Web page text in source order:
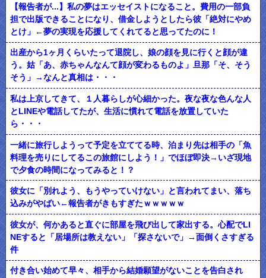
【報告者が...】私の夢はエッセイストになること。費用の一部負
担で出版できることになり、借金しようとしたら彼「絶対にやめ
とけ」←夢の実現を応援してくれてると思ってたのに！
出産から1ヶ月くらいたって退院し、娘の顔を見に行くと顔が違
う。姑「あ、赤ちゃんなんて顔が変わるものよ」旦那「そ、そう
そう」→なんと真相は・・・
私は上京してきて、１人暮らしが心細かった。夜な夜な色んな人
とLINEや電話してたが、生活に慣れて電話を放置していた
ら・・・
一緒に旅行しようって予定を立ててる時、泊まり先は相手の「魚
料理を売りにしてるこの旅館にしよう！」でほぼ即決→いざ現地
で夕食の時間になってみると！？
彼女に「別れよう、もうやっていけない」と言われてまい、落ち
込みがやばい←報告者がきもすぎたｗｗｗｗｗ
彼女が、何かあると直ぐに部屋を飛び出して家出する。心配でLI
NEすると「居場所は教えない」「探さないで」→面倒くさすぎる
件
付き合い始めて早々、相手から結婚願望がないことを告白され